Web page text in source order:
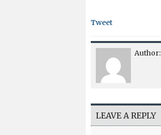
Tweet
Author:
LEAVE A REPLY